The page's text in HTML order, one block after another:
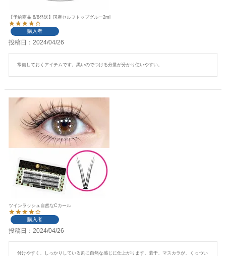
【予約商品 8/8発送】国産セルフトップグルー2ml
購入者
投稿日 2024/04/26
常備しておくアイテムです。黒いのでつける分量が分かり使いやすい。
ツインラッシュ自然なCカール
購入者
投稿日 2024/04/26
付けやすく、しっかりしている割に自然な感じに仕上がります。若干、マスカラが、くっつい